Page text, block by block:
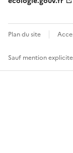
Plan du site
Sauf mention